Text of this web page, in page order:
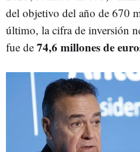
del objetivo del año de 670
último, la cifra de inversión
fue de 74,6 millones de